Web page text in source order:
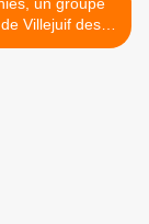
Villejuif des
qui flanchait